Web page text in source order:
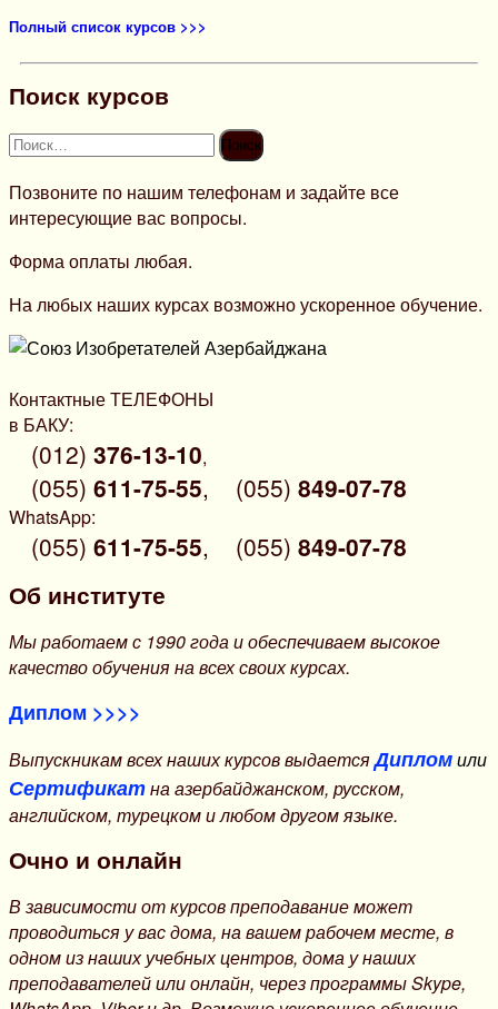
Полный список курсов >>>
Поиск курсов
Найти:
Позвоните по нашим телефонам и задайте все
интересующие вас вопросы.
Форма оплаты любая.
На любых наших курсах возможно ускоренное обучение.
Контактные ТЕЛЕФОНЫ
в БАКУ:
(012) 376-13-10,
(055) 611-75-55, (055) 849-07-78
WhatsApp:
(055) 611-75-55, (055) 849-07-78
Об институте
Мы работаем с 1990 года и обеспечиваем высокое
качество обучения на всех своих курсах.
Диплом >>>>
Выпускникам всех наших курсов выдаетсяДипломили
Сертификатна азербайджанском, русском,
английском, турецком и любом другом языке.
Очно и онлайн
В зависимости от курсов преподавание может
проводиться у вас дома, на вашем рабочем месте, в
одном из наших учебных центров, дома у наших
преподавателей или онлайн, через программы Skype,